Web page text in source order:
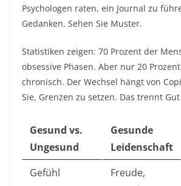
Psychologen raten, ein Journal zu
Gedanken. Sehen Sie Muster.​
Statistiken zeigen: 70 Prozent der
obsessive Phasen. Aber nur 20
chronisch. Der Wechsel hängt von
Sie, Grenzen zu setzen. Das trennt Gut
Gesund vs.
Ungesund
Gesunde
Leidenschaft
Gefühl
Freude,